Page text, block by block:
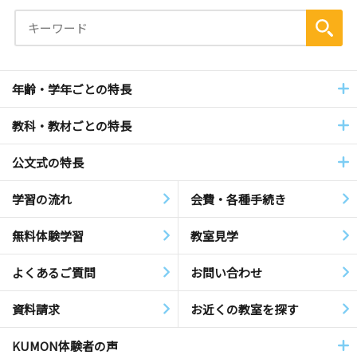
年齢・学年ごとの特長
教科・教材ごとの特長
公文式の特長
学習の流れ 会費・各種手続き
無料体験学習 教室見学
よくあるご質問 お問い合わせ
資料請求 お近くの教室を探す
KUMON体験者の声